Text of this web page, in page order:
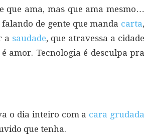
que ama, mas que ama mesmo…
de gente que manda carta,
a saudade, que atravessa a cidade
amor. Tecnologia é desculpa pra
o dia inteiro com a cara grudada
que tenha.